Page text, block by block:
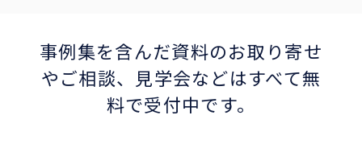
事例集を含んだ資料のお取り寄せ
やご相談、
見学会などはすべて無
料で受付中です。